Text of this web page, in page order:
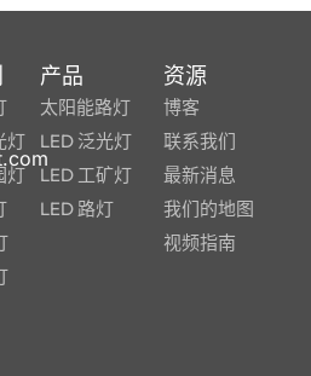
灯
灯
产品
太阳能路灯
LED 泛光灯
LED 工矿灯
LED 路灯
资源
博客
联系我们
最新消息
我们的地图
视频指南